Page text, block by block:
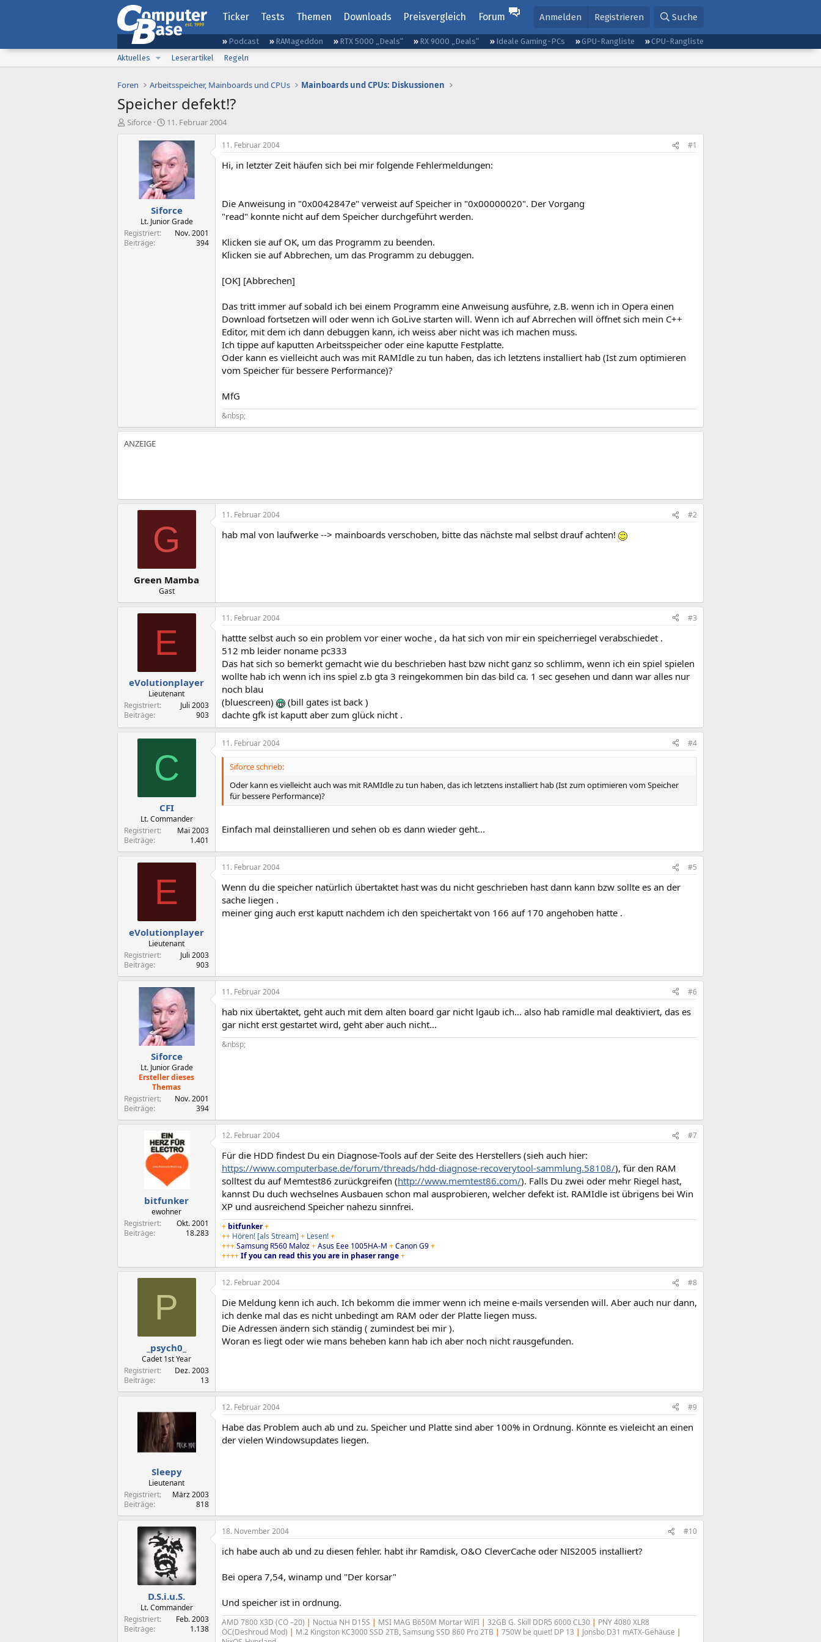
Ticker Tests Themen Downloads Preisvergleich Forum Anmelden Registrieren Suche
Podcast RAMageddon RTX 5000 „Deals“ RX 9000 „Deals“ Ideale Gaming-PCs GPU-Rangliste
CPU-Rangliste
Aktuelles
Leserartikel Regeln
Foren Arbeitsspeicher, Mainboards und CPUs Mainboards und CPUs: Diskussionen
Speicher defekt!?
E
Siforce
E
s
t
e
l
l
t
a
m
11. Februar 2004
Siforce
Lt. Junior Grade
Registriert
Nov. 2001
Beiträge
394
11. Februar 2004 #1
Hi, in letzter Zeit häufen sich bei mir folgende Fehlermeldungen:
Die Anweisung in "0x0042847e" verweist auf Speicher in "0x00000020". Der Vorgang
"read" konnte nicht auf dem Speicher durchgeführt werden.
Klicken sie auf OK, um das Programm zu beenden.
Klicken sie auf Abbrechen, um das Programm zu debuggen.
[OK] [Abbrechen]
Das tritt immer auf sobald ich bei einem Programm eine Anweisung ausführe, z.B. wenn ich in Opera einen
Download fortsetzen will oder wenn ich GoLive starten will. Wenn ich auf Abrrechen will öffnet sich mein C++
Editor, mit dem ich dann debuggen kann, ich weiss aber nicht was ich machen muss.
Ich tippe auf kaputten Arbeitsspeicher oder eine kaputte Festplatte.
Oder kann es vielleicht auch was mit RAMIdle zu tun haben, das ich letztens installiert hab (Ist zum optimieren
vom Speicher für bessere Performance)?
MfG
&nbsp;
G
Green Mamba
Gast
11. Februar 2004 #2
hab mal von laufwerke --> mainboards verschoben, bitte das nächste mal selbst drauf achten!
E
eVolutionplayer
Lieutenant
Registriert
Juli 2003
Beiträge
903
11. Februar 2004 #3
hattte selbst auch so ein problem vor einer woche , da hat sich von mir ein speicherriegel verabschiedet .
512 mb leider noname pc333
Das hat sich so bemerkt gemacht wie du beschrieben hast bzw nicht ganz so schlimm, wenn ich ein spiel spielen
wollte hab ich wenn ich ins spiel z.b gta 3 reingekommen bin das bild ca. 1 sec gesehen und dann war alles nur
noch blau
(bluescreen)
(bill gates ist back )
dachte gfk ist kaputt aber zum glück nicht .
C
CFI
Lt. Commander
Registriert
Mai 2003
Beiträge
1.401
11. Februar 2004 #4
Siforce schrieb:
Oder kann es vielleicht auch was mit RAMIdle zu tun haben, das ich letztens installiert hab (Ist zum optimieren vom Speicher
für bessere Performance)?
Einfach mal deinstallieren und sehen ob es dann wieder geht...
E
eVolutionplayer
Lieutenant
Registriert
Juli 2003
Beiträge
903
11. Februar 2004 #5
Wenn du die speicher natürlich übertaktet hast was du nicht geschrieben hast dann kann bzw sollte es an der
sache liegen .
meiner ging auch erst kaputt nachdem ich den speichertakt von 166 auf 170 angehoben hatte .
Siforce
Lt. Junior Grade
Ersteller dieses
Themas
Registriert
Nov. 2001
Beiträge
394
11. Februar 2004 #6
hab nix übertaktet, geht auch mit dem alten board gar nicht lgaub ich... also hab ramidle mal deaktiviert, das es
gar nicht erst gestartet wird, geht aber auch nicht...
&nbsp;
bitfunker
ewohner
Registriert
Okt. 2001
Beiträge
18.283
12. Februar 2004 #7
Für die HDD findest Du ein Diagnose-Tools auf der Seite des Herstellers (sieh auch hier:
https://www.computerbase.de/forum/threads/hdd-diagnose-recoverytool-sammlung.58108/), für den RAM
solltest du auf Memtest86 zurückgreifen (http://www.memtest86.com/). Falls Du zwei oder mehr Riegel hast,
kannst Du duch wechselnes Ausbauen schon mal ausprobieren, welcher defekt ist. RAMIdle ist übrigens bei Win
XP und ausreichend Speicher nahezu sinnfrei.
+ bitfunker+
++ Hören! [als Stream] + Lesen!+
+++Samsung R560 Maloz+Asus Eee 1005HA-M +Canon G9+
++++If you can read this you are in phaser range+
P
_psych0_
Cadet 1st Year
Registriert
Dez. 2003
Beiträge
13
12. Februar 2004 #8
Die Meldung kenn ich auch. Ich bekomm die immer wenn ich meine e-mails versenden will. Aber auch nur dann,
ich denke mal das es nicht unbedingt am RAM oder der Platte liegen muss.
Die Adressen ändern sich ständig ( zumindest bei mir ).
Woran es liegt oder wie mans beheben kann hab ich aber noch nicht rausgefunden.
Sleepy
Lieutenant
Registriert
März 2003
Beiträge
818
12. Februar 2004 #9
Habe das Problem auch ab und zu. Speicher und Platte sind aber 100% in Ordnung. Könnte es vieleicht an einen
der vielen Windowsupdates liegen.
D.S.i.u.S.
Lt. Commander
Registriert
Feb. 2003
Beiträge
1.138
18. November 2004 #10
ich habe auch ab und zu diesen fehler. habt ihr Ramdisk, O&O CleverCache oder NIS2005 installiert?
Bei opera 7,54, winamp und "Der korsar"
Und speicher ist in ordnung.
AMD 7800 X3D (CO –20) | Noctua NH D15S | MSI MAG B650M Mortar WIFI | 32GB G. Skill DDR5 6000 CL30 | PNY 4080 XLR8
OC(Deshroud Mod) | M.2 Kingston KC3000 SSD 2TB, Samsung SSD 860 Pro 2TB | 750W be quiet! DP 13 | Jonsbo D31 mATX-Gehäuse |